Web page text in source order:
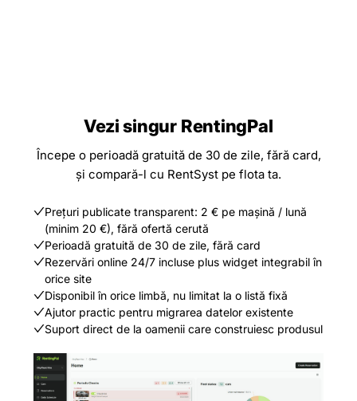
Vezi singur RentingPal
Începe o perioadă gratuită de 30 de zile, fără card,
și compară-l cu RentSyst pe flota ta.
Prețuri publicate transparent: 2 € pe mașină / lună
(minim 20 €), fără ofertă cerută
Perioadă gratuită de 30 de zile, fără card
Rezervări online 24/7 incluse plus widget integrabil în
orice site
Disponibil în orice limbă, nu limitat la o listă fixă
Ajutor practic pentru migrarea datelor existente
Suport direct de la oamenii care construiesc produsul